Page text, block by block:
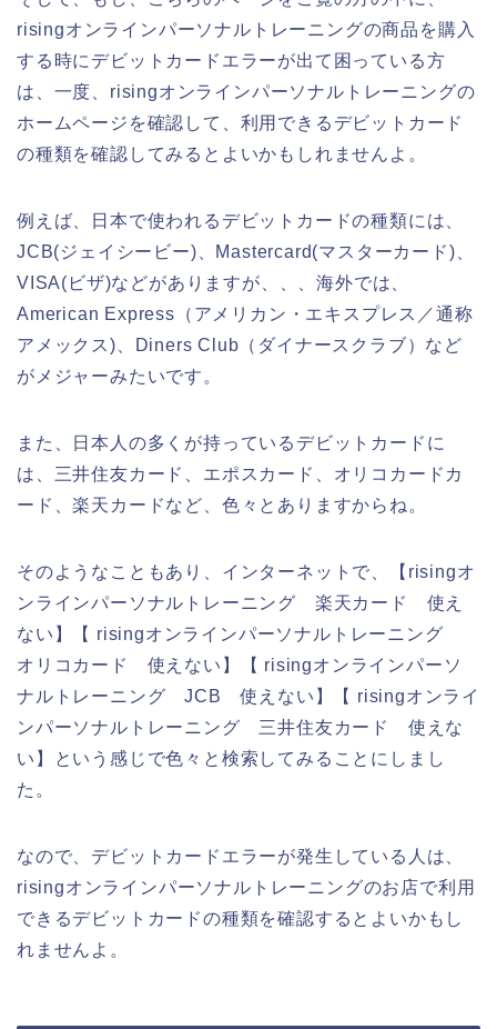
risingオンラインパーソナルトレーニングの商品を購入
する時にデビットカードエラーが出て困っている方
は、一度、risingオンラインパーソナルトレーニングの
ホームページを確認して、利用できるデビットカード
の種類を確認してみるとよいかもしれませんよ。
例えば、日本で使われるデビットカードの種類には、
JCB(ジェイシービー)、Mastercard(マスターカード)、
VISA(ビザ)などがありますが、、、海外では、
American Express（アメリカン・エキスプレス／通称
アメックス)、Diners Club（ダイナースクラブ）など
がメジャーみたいです。
また、日本人の多くが持っているデビットカードに
は、三井住友カード、エポスカード、オリコカードカ
ード、楽天カードなど、色々とありますからね。
そのようなこともあり、インターネットで、【risingオ
ンラインパーソナルトレーニング 楽天カード 使え
ない】【 risingオンラインパーソナルトレーニング
オリコカード 使えない】【 risingオンラインパーソ
ナルトレーニング JCB 使えない】【 risingオンライ
ンパーソナルトレーニング 三井住友カード 使えな
い】という感じで色々と検索してみることにしまし
た。
なので、デビットカードエラーが発生している人は、
risingオンラインパーソナルトレーニングのお店で利用
できるデビットカードの種類を確認するとよいかもし
れませんよ。